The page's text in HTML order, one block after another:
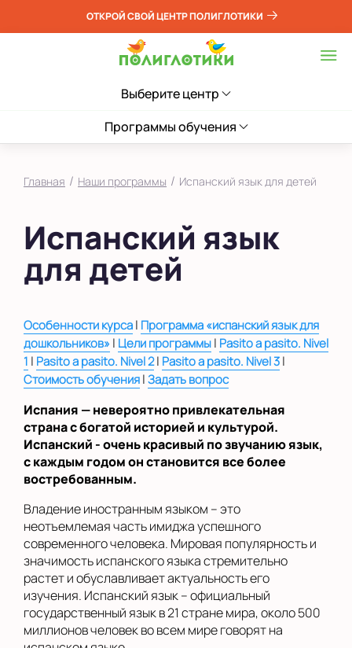
ОТКРОЙ СВОЙ ЦЕНТР ПОЛИГЛОТИКИ
Выберите центр
Программы обучения
Главная / Наши программы / Испанский язык для детей
Испанский язык
для детей
Особенности курса| Программа «испанский язык для
дошкольников»| Цели программы| Pasito a pasito. Nivel
1 | Pasito a pasito. Nivel 2| Pasito a pasito. Nivel 3|
Стоимость обучения|Задать вопрос
Испания — невероятно привлекательная
страна с богатой историей и культурой.
Испанский - очень красивый по звучанию язык,
с каждым годом он становится все более
востребованным.
Владение иностранным языком – это
неотъемлемая часть имиджа успешного
современного человека. Мировая популярность и
значимость испанского языка стремительно
растет и обуславливает актуальность его
изучения. Испанский язык – официальный
государственный язык в 21 стране мира, около 500
миллионов человек во всем мире говорят на